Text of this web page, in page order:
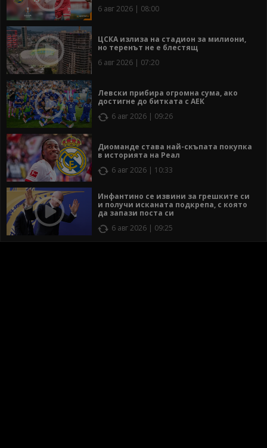
6 авг 2026 | 08:00
ЦСКА излиза на стадион за милиони,
но теренът не е блестящ
6 авг 2026 | 07:20
Левски прибира огромна сума, ако
достигне до битката с АЕК
6 авг 2026 | 09:26
Диоманде става най-скъпата покупка
в историята на Реал
6 авг 2026 | 10:33
Инфантино се извини за грешките си
и получи исканата подкрепа, с която
да запази поста си
6 авг 2026 | 09:25